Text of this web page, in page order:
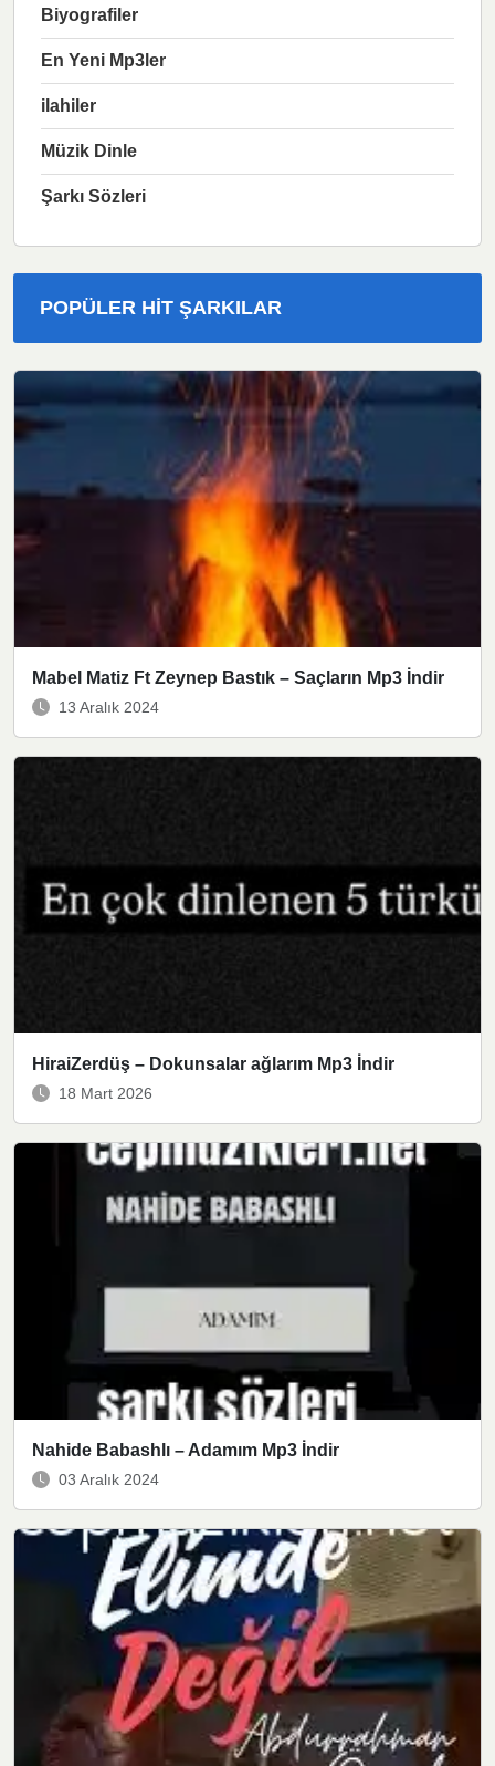
Biyografiler
En Yeni Mp3ler
ilahiler
Müzik Dinle
Şarkı Sözleri
POPÜLER HIT ŞARKILAR
Mabel Matiz Ft Zeynep Bastık – Saçların Mp3 İndir
13 Aralık 2024
HiraiZerdüş – Dokunsalar ağlarım Mp3 İndir
18 Mart 2026
Nahide Babashlı – Adamım Mp3 İndir
03 Aralık 2024